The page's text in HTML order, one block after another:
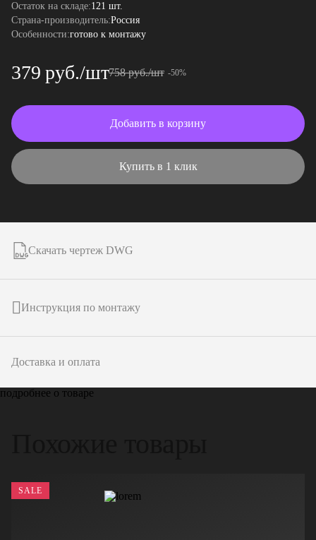
Остаток на складе:121 шт.
Страна-производитель:Россия
Особенности:готово к монтажу
379 руб./шт758 руб./шт -50%
Добавить в корзину
Купить в 1 клик
Скачать чертеж DWG
Инструкция по монтажу
Доставка и оплата
подробнее о товаре
SALE